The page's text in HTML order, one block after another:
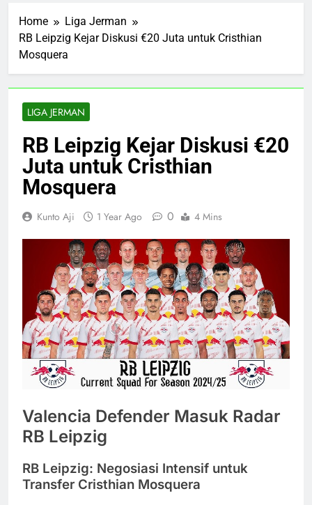
Home
Liga Jerman
RB Leipzig Kejar Diskusi €20 Juta untuk Cristhian
Mosquera
LIGA JERMAN
RB Leipzig Kejar Diskusi €20
Juta untuk Cristhian
Mosquera
Kunto Aji 1 Year Ago 0 4 Mins
Valencia Defender Masuk Radar
RB Leipzig
RB Leipzig: Negosiasi Intensif untuk
Transfer Cristhian Mosquera